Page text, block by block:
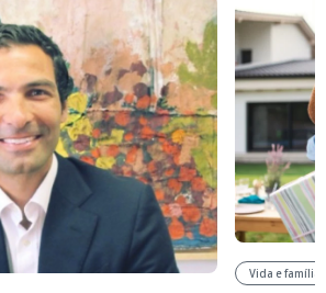
Vida e família